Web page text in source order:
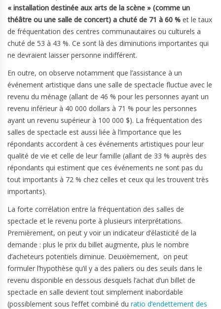
« installation destinée aux arts de la scène » (comme un
théâtre ou une salle de concert) a chuté de 71 à 60 % et le taux
de fréquentation des centres communautaires ou culturels a
chuté de 53 à 43 %. Ce sont là des diminutions importantes qui
ne devraient laisser personne indifférent.
En outre, on observe notamment que l’assistance à un
événement artistique dans une salle de spectacle fluctue avec le
revenu du ménage (allant de 46 % pour les personnes ayant un
revenu inférieur à 40 000 dollars à 71 % pour les personnes
ayant un revenu supérieur à 100 000 $). La fréquentation des
salles de spectacle est aussi liée à l’importance que les
répondants accordent à ces événements artistiques pour leur
qualité de vie et celle de leur famille (allant de 33 % auprès des
répondants qui estiment que ces événements ne sont pas du
tout importants à 72 % chez celles et ceux qui les trouvent très
importants).
La forte corrélation entre la fréquentation des salles de
spectacle et le revenu porte à plusieurs interprétations.
Premièrement, on peut y voir un indicateur d’élasticité de la
demande : plus le prix du billet augmente, plus le nombre
d’acheteurs potentiels diminue. Deuxièmement, on peut
formuler l’hypothèse qu’il y a des paliers ou des seuils dans le
revenu disponible en dessous desquels l’achat d’un billet de
spectacle en salle devient tout simplement inabordable
(possiblement sous l’effet combiné du ratio d’endettement des